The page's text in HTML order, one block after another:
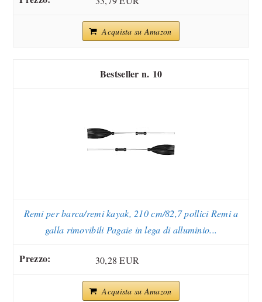
Acquista su Amazon
10
Remi per barca/remi kayak, 210 cm/82,7 pollici Remi a
galla rimovibili Pagaie in lega di alluminio...
30,28 EUR
Acquista su Amazon